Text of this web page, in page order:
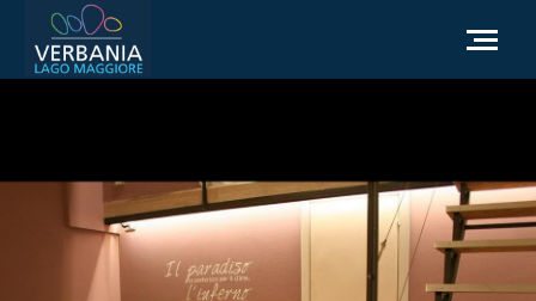
Come raggiungerci
Infopoint Turistico
Meteo